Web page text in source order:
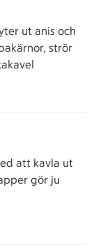
ut anis och
strör
att kavla ut
gör ju